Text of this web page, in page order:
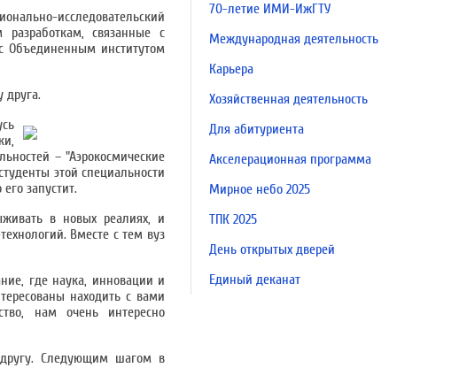
исследовательский
связанные с
Объединенным институтом
друга.
– "Аэрокосмические
этой специальности
запустит.
в новых реалиях, и
Вместе с тем вуз
где наука, инновации и
находить с вами
нам очень интересно
другу. Следующим шагом в
70-летие ИМИ-ИжГТУ
Международная деятельность
Карьера
Хозяйственная деятельность
Для абитуриента
Акселерационная программа
Мирное небо 2025
ТПК 2025
День открытых дверей
Единый деканат